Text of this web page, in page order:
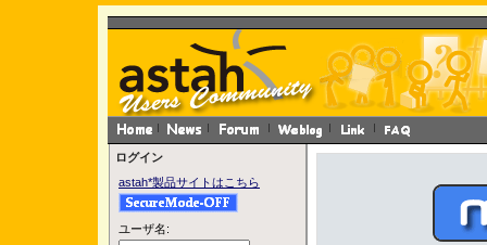
ログイン
astah*製品サイトはこちら
ユーザ名: